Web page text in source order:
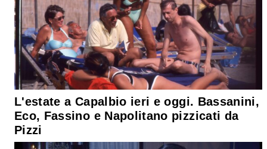
L'estate a Capalbio ieri e oggi. Bassanini,
Eco, Fassino e Napolitano pizzicati da
Pizzi